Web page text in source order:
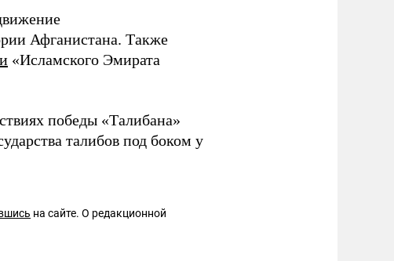
Афганистана. Также
«Исламского Эмирата
победы «Талибана»
талибов под боком у
на сайте. О редакционной